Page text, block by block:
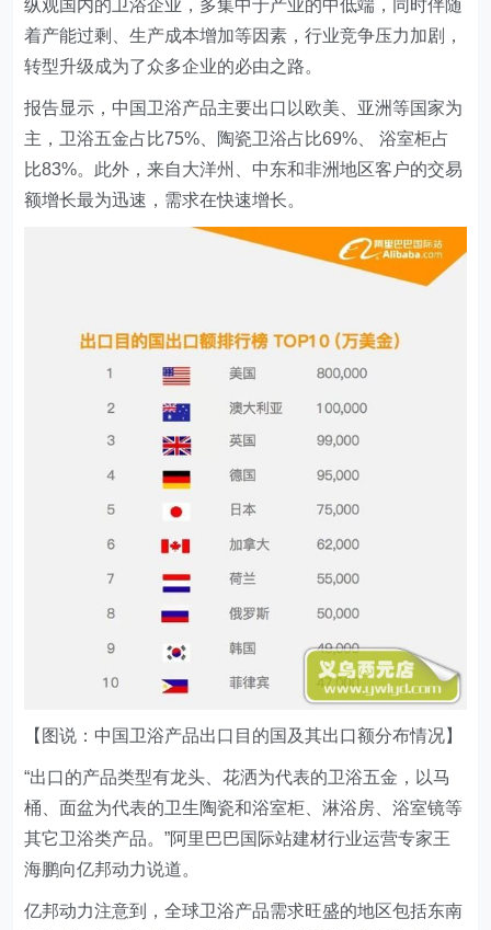
纵观国内的卫浴企业，多集中于产业的中低端，同时伴随
着产能过剩、生产成本增加等因素，行业竞争压力加剧，
转型升级成为了众多企业的必由之路。
报告显示，中国卫浴产品主要出口以欧美、亚洲等国家为
主，卫浴五金占比75%、陶瓷卫浴占比69%、 浴室柜占
比83%。此外，来自大洋州、中东和非洲地区客户的交易
额增长最为迅速，需求在快速增长。
【图说：中国卫浴产品出口目的国及其出口额分布情况】
“出口的产品类型有龙头、花洒为代表的卫浴五金，以马
桶、面盆为代表的卫生陶瓷和浴室柜、淋浴房、浴室镜等
其它卫浴类产品。”阿里巴巴国际站建材行业运营专家王
海鹏向亿邦动力说道。
亿邦动力注意到，全球卫浴产品需求旺盛的地区包括东南